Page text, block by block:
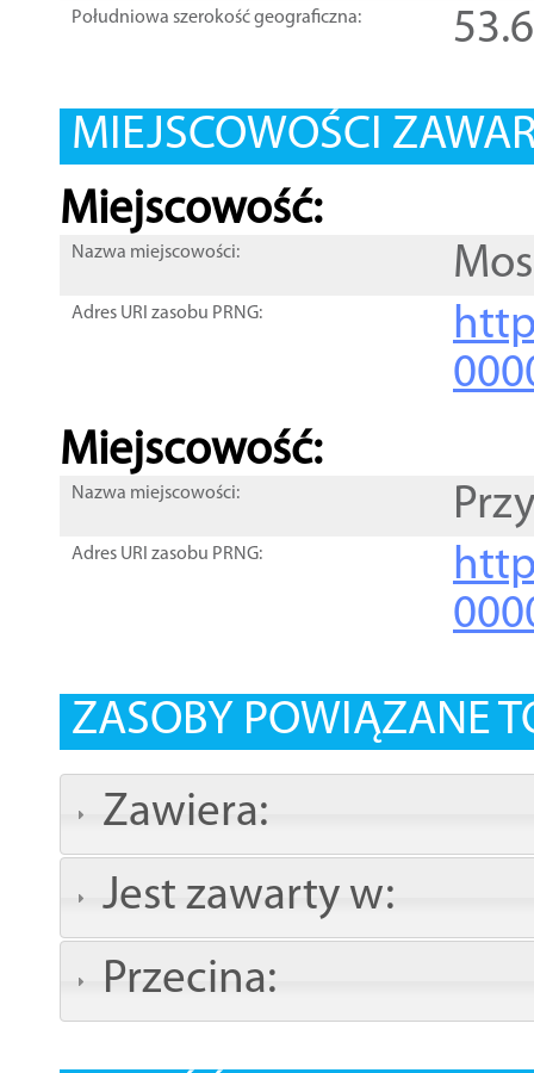
Południowa szerokość geograficzna:
MIEJSCOWOŚCI
Miejscowość:
Nazwa miejscowości:
Adres URI zasobu PRNG:
Miejscowość:
Nazwa miejscowości:
Adres URI zasobu PRNG:
ZASOBY POWIĄZANE
Zawiera:
Jest zawarty w:
Przecina: